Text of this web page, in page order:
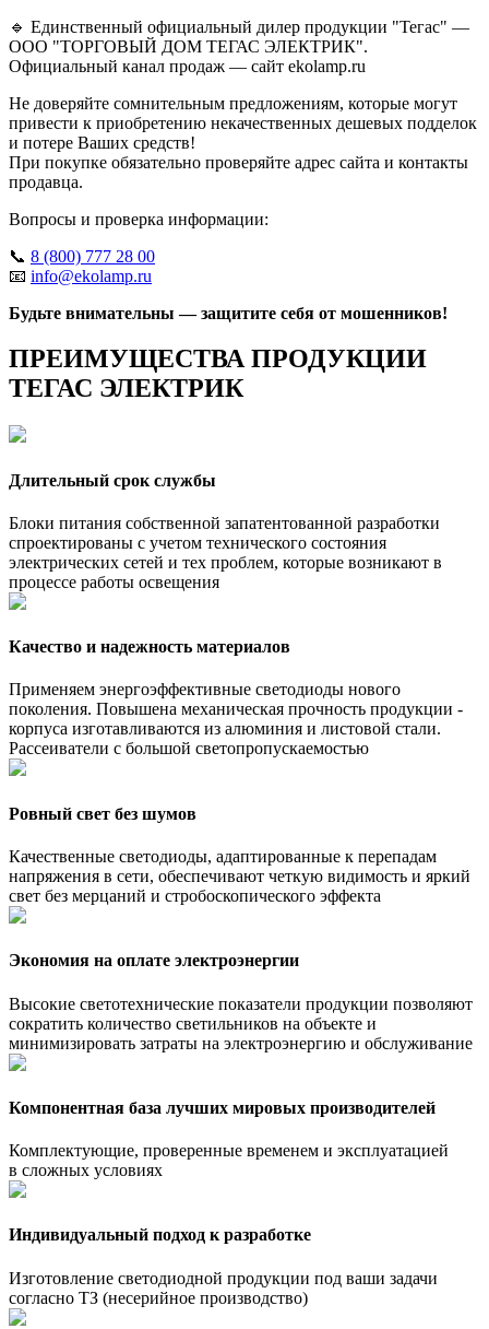
🔹 Единственный официальный дилер продукции "Тегас" —
ООО "ТОРГОВЫЙ ДОМ ТЕГАС ЭЛЕКТРИК".
Официальный канал продаж — сайт ekolamp.ru
Не доверяйте сомнительным предложениям, которые могут
привести к приобретению некачественных дешевых подделок
и потере Ваших средств!
При покупке обязательно проверяйте адрес сайта и контакты
продавца.
Вопросы и проверка информации:
📞 8 (800) 777 28 00
📧 info@ekolamp.ru
Будьте внимательны — защитите себя от мошенников!
ПРЕИМУЩЕСТВА ПРОДУКЦИИ
ТЕГАС ЭЛЕКТРИК
Длительный срок службы
Блоки питания собственной запатентованной разработки
спроектированы с учетом технического состояния
электрических сетей и тех проблем, которые возникают в
процессе работы освещения
Качество и надежность материалов
Применяем энергоэффективные светодиоды нового
поколения. Повышена механическая прочность продукции -
корпуса изготавливаются из алюминия и листовой стали.
Рассеиватели с большой светопропускаемостью
Ровный свет без шумов
Качественные светодиоды, адаптированные к перепадам
напряжения в сети, обеспечивают четкую видимость и яркий
свет без мерцаний и стробоскопического эффекта
Экономия на оплате электроэнергии
Высокие светотехнические показатели продукции позволяют
сократить количество светильников на объекте и
минимизировать затраты на электроэнергию и обслуживание
Компонентная база лучших мировых производителей
Комплектующие, проверенные временем и эксплуатацией
в сложных условиях
Индивидуальный подход к разработке
Изготовление светодиодной продукции под ваши задачи
согласно ТЗ (несерийное производство)